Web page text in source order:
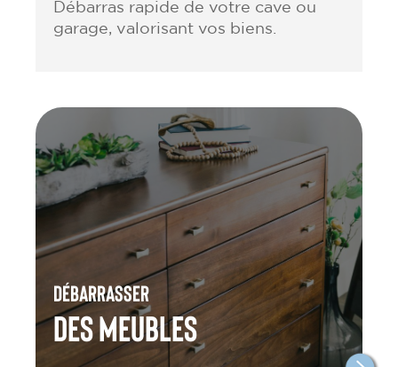
Débarras rapide de votre cave ou
garage, valorisant vos biens.
Débarrasser
des meubles